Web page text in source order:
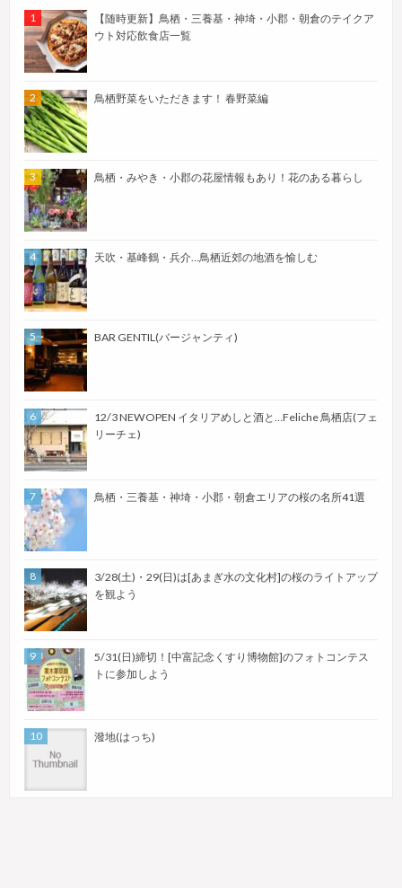
【随時更新】鳥栖・三養基・神埼・小郡・朝倉のテイクア
ウト対応飲食店一覧
鳥栖野菜をいただきます！ 春野菜編
鳥栖・みやき・小郡の花屋情報もあり！花のある暮らし
天吹・基峰鶴・兵介…鳥栖近郊の地酒を愉しむ
BAR GENTIL(バージャンティ)
12/3 NEWOPEN イタリアめしと酒と…Feliche 鳥栖店(フェ
リーチェ)
鳥栖・三養基・神埼・小郡・朝倉エリアの桜の名所41選
3/28(土)・29(日)は[あまぎ水の文化村]の桜のライトアップ
を観よう
5/31(日)締切！[中富記念くすり博物館]のフォトコンテス
トに参加しよう
潑地(はっち)